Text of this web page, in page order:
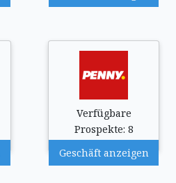
Verfügbare
Prospekte: 8
Geschäft anzeigen